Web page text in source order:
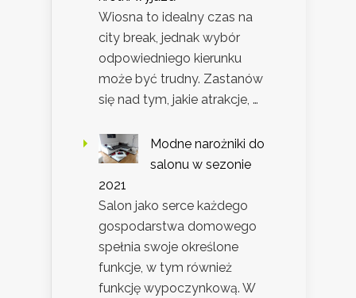
Wiosna to idealny czas na
city break, jednak wybór
odpowiedniego kierunku
może być trudny. Zastanów
się nad tym, jakie atrakcje, …
Modne narożniki do
salonu w sezonie
2021
Salon jako serce każdego
gospodarstwa domowego
spełnia swoje określone
funkcje, w tym również
funkcję wypoczynkową. W